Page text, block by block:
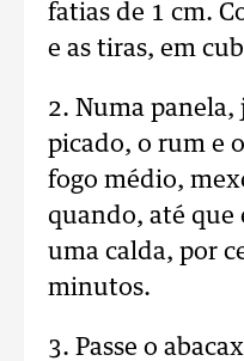
fatias de 1 cm.
e as tiras, em
2. Numa
picado, o rum e
fogo médio,
quando, até que
uma calda, por
minutos.
3. Passe o